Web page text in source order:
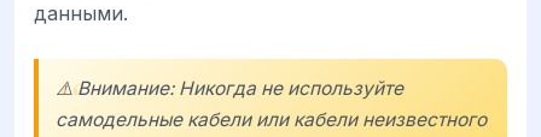
данными.
⚠️ Внимание: Никогда не используйте
самодельные кабели или кабели неизвестного